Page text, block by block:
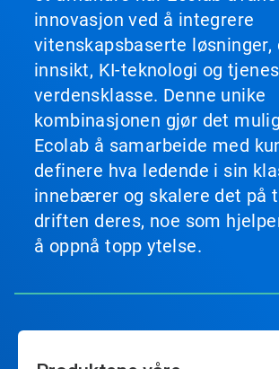
innovasjon ved å integrere
vitenskapsbaserte løsninger,
innsikt, KI-teknologi og
verdensklasse. Denne unike
kombinasjonen gjør det
Ecolab å samarbeide med
definere hva ledende i sin
innebærer og skalere det på
driften deres, noe som
å oppnå topp ytelse.